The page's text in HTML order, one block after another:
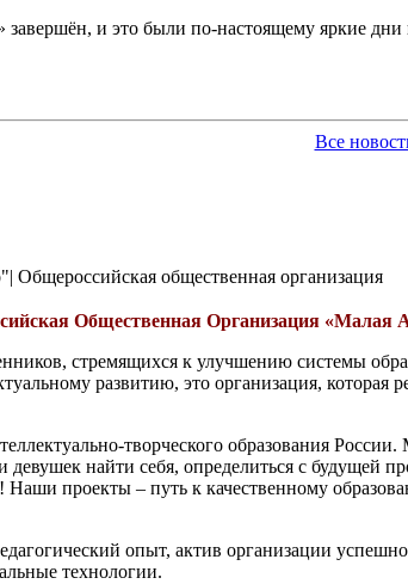
и это были по-настоящему яркие дни
Все
Общероссийская общественная организация
Общественная Организация
стремящихся к улучшению системы
развитию, это организация, которая
творческого образования
найти себя, определиться с будущей
Наши проекты – путь к качественному
опыт, актив организации
технологии.